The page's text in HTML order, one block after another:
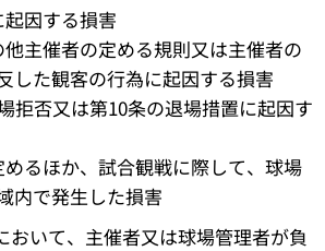
起因する損害
他主催者の定める規則又は主催者の
した観客の行為に起因する損害
拒否又は第10条の退場措置に起因す
めるほか、試合観戦に際して、球場
内で発生した損害
おいて、主催者又は球場管理者が負